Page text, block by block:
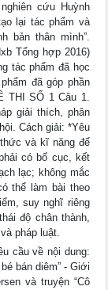
cứu Huỳnh
lại tác phẩm và
bản thân mình”.
Tổng hợp 2016)
tác phẩm đã học
đã góp phần
THI SỐ 1 Câu 1.
giải thích, phân
Cách giải: *Yêu
và kĩ năng để
có bố cục, kết
lạc; không mắc
thể làm bài theo
suy nghĩ riêng
độ chân thành,
pháp luật.
cầu về nội dung:
bán diêm” - Giới
và truyện “Cô